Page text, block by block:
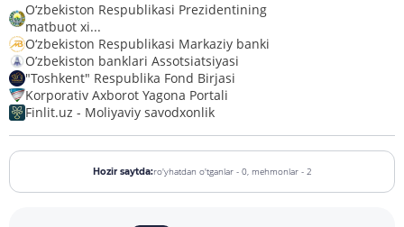
O‘zbekiston Respublikasi Prezidentining
matbuot xi...
O‘zbekiston Respublikasi Markaziy banki
O’zbekiston banklari Assotsiatsiyasi
"Toshkent" Respublika Fond Birjasi
Korporativ Axborot Yagona Portali
Finlit.uz - Moliyaviy savodxonlik
Hozir saytda:ro'yhatdan o'tganlar - 0, mehmonlar - 2